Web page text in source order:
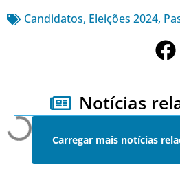
Candidatos, Eleições 2024,
Notícias
Carregar mais notícias